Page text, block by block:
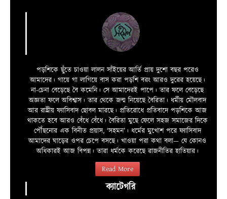
পড়শিকে ছুঁতে চাওয়া লালন সাঁইয়ের আর্তি প্রায় দুশো বছর পরেও
আমাদের। গায়ে গা লাগিয়ে বাস করা পড়শি বরং আরও দুরের হয়েছে।
না-চেনা বেড়েছে বৈ কমেনি। সে আমাদেরই পাপে। তার ফলে বেড়েছে
অজ্ঞতা ফলে অবিশ্বাস। তার থেকে জন্ম নিয়েছে বৈরিতা। ধর্মীয় মৌলবাদ
আর রাষ্ট্রীয় ফ্যাসিবাদ ছোবল মারছে। প্রতিরোধে প্রতিবাদে পড়শিকে আজ
থাকতে হবে আরও বেঁধে বেঁধে। বৈরিতা মুছে ফেলে সহজ সমাজের দিকে
পৌঁছনোর এক বিনীত প্রয়াস, ‘সহমন’। ধর্মের মুখোশ পরে ফ্যাসিবাদ
আমাদের ঘাড়ের ওপর চেপে বসছে। খাওয়া পরা কথা বলা—­­ যে কোনও
অধিকারই আজ বিপন্ন। তারা ধর্মকে করেছে রাজনীতির হাতিয়ার।
Read More
ক্যাটেগরি